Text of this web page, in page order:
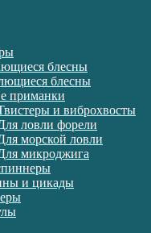
блесны
блесны
приманки
и виброхвосты
ловли форели
морской ловли
микроджига
и цикады